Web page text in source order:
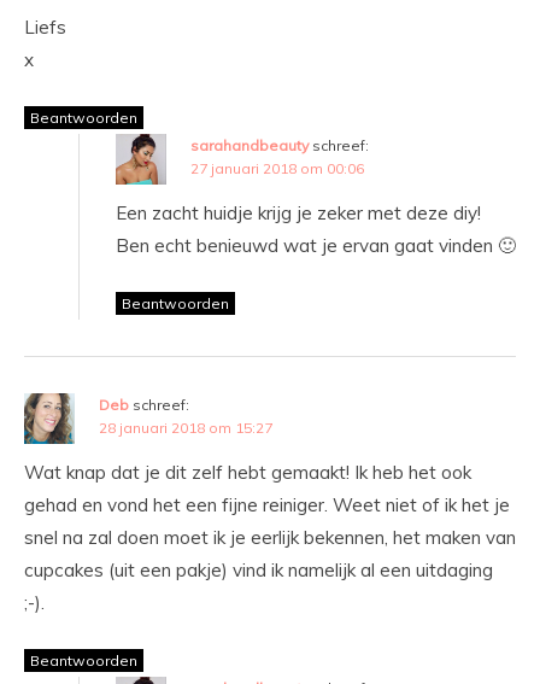
Liefs
x
Beantwoorden
sarahandbeauty schreef:
27 januari 2018 om 00:06
Een zacht huidje krijg je zeker met deze diy!
Ben echt benieuwd wat je ervan gaat vinden 🙂
Beantwoorden
Deb schreef:
28 januari 2018 om 15:27
Wat knap dat je dit zelf hebt gemaakt! Ik heb het ook
gehad en vond het een fijne reiniger. Weet niet of ik het je
snel na zal doen moet ik je eerlijk bekennen, het maken van
cupcakes (uit een pakje) vind ik namelijk al een uitdaging
;-).
Beantwoorden